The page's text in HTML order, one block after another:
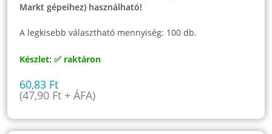
Markt gépeihez) használható!
A legkisebb választható mennyiség: 100 db.
Készlet: ✅ raktáron
60,83 Ft
(47,90 Ft + ÁFA)